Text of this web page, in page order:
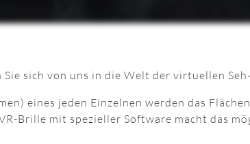
sich von uns in die Welt der virtuellen
eines jeden Einzelnen werden das
Brille mit spezieller Software macht das